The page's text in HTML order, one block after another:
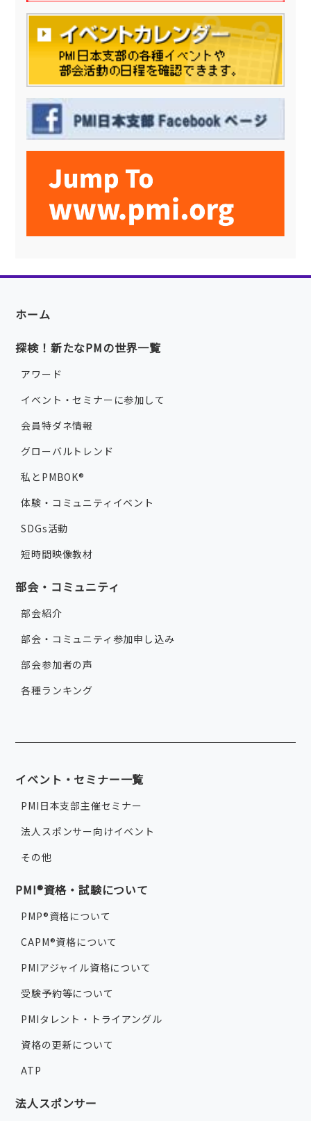
ホーム
探検！新たなPMの世界一覧
アワード
イベント・セミナーに参加して
会員特ダネ情報
グローバルトレンド
私とPMBOK®
体験・コミュニティイベント
SDGs活動
短時間映像教材
部会・コミュニティ
部会紹介
部会・コミュニティ参加申し込み
部会参加者の声
各種ランキング
イベント・セミナー一覧
PMI日本支部主催セミナー
法人スポンサー向けイベント
その他
PMI®資格・試験について
PMP®資格について
CAPM®資格について
PMIアジャイル資格について
受験予約等について
PMIタレント・トライアングル
資格の更新について
ATP
法人スポンサー